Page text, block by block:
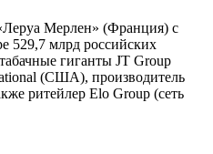
Мерлен» (Франция) с
529,7 млрд российских
гиганты JT Group
(США), производитель
ритейлер Elo Group (сеть